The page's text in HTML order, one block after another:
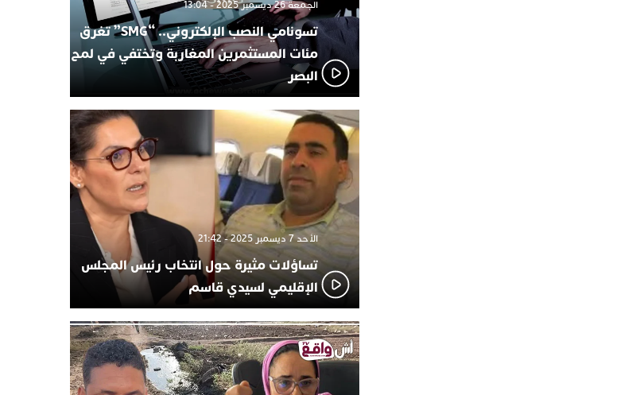
الجمعة 26 ديسمبر 2025 - 13:04
تسونامي النصب الإلكتروني.. “SMG” تغرق
مئات المستثمرين المغاربة وتختفي في لمح
البصر
الأحد 7 ديسمبر 2025 - 21:42
تساؤلات مثيرة حول انتخاب رئيس المجلس
الإقليمي لسيدي قاسم